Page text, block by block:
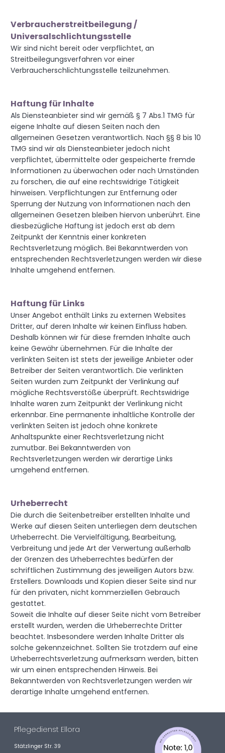
Verbraucherstreitbeilegung /
Universalschlichtungsstelle
Wir sind nicht bereit oder verpflichtet, an
Streitbeilegungsverfahren vor einer
Verbraucherschlichtungsstelle teilzunehmen.
Haftung für Inhalte
Als Diensteanbieter sind wir gemäß § 7 Abs.1 TMG für
eigene Inhalte auf diesen Seiten nach den
allgemeinen Gesetzen verantwortlich. Nach §§ 8 bis 10
TMG sind wir als Diensteanbieter jedoch nicht
verpflichtet, übermittelte oder gespeicherte fremde
Informationen zu überwachen oder nach Umständen
zu forschen, die auf eine rechtswidrige Tätigkeit
hinweisen. Verpflichtungen zur Entfernung oder
Sperrung der Nutzung von Informationen nach den
allgemeinen Gesetzen bleiben hiervon unberührt. Eine
diesbezügliche Haftung ist jedoch erst ab dem
Zeitpunkt der Kenntnis einer konkreten
Rechtsverletzung möglich. Bei Bekanntwerden von
entsprechenden Rechtsverletzungen werden wir diese
Inhalte umgehend entfernen.
Haftung für Links
Unser Angebot enthält Links zu externen Websites
Dritter, auf deren Inhalte wir keinen Einfluss haben.
Deshalb können wir für diese fremden Inhalte auch
keine Gewähr übernehmen. Für die Inhalte der
verlinkten Seiten ist stets der jeweilige Anbieter oder
Betreiber der Seiten verantwortlich. Die verlinkten
Seiten wurden zum Zeitpunkt der Verlinkung auf
mögliche Rechtsverstöße überprüft. Rechtswidrige
Inhalte waren zum Zeitpunkt der Verlinkung nicht
erkennbar. Eine permanente inhaltliche Kontrolle der
verlinkten Seiten ist jedoch ohne konkrete
Anhaltspunkte einer Rechtsverletzung nicht
zumutbar. Bei Bekanntwerden von
Rechtsverletzungen werden wir derartige Links
umgehend entfernen.
Urheberrecht
Die durch die Seitenbetreiber erstellten Inhalte und
Werke auf diesen Seiten unterliegen dem deutschen
Urheberrecht. Die Vervielfältigung, Bearbeitung,
Verbreitung und jede Art der Verwertung außerhalb
der Grenzen des Urheberrechtes bedürfen der
schriftlichen Zustimmung des jeweiligen Autors bzw.
Erstellers. Downloads und Kopien dieser Seite sind nur
für den privaten, nicht kommerziellen Gebrauch
gestattet.
Soweit die Inhalte auf dieser Seite nicht vom Betreiber
erstellt wurden, werden die Urheberrechte Dritter
beachtet. Insbesondere werden Inhalte Dritter als
solche gekennzeichnet. Sollten Sie trotzdem auf eine
Urheberrechtsverletzung aufmerksam werden, bitten
wir um einen entsprechenden Hinweis. Bei
Bekanntwerden von Rechtsverletzungen werden wir
derartige Inhalte umgehend entfernen.
Pflegedienst Ellora
Stätzlinger Str. 39